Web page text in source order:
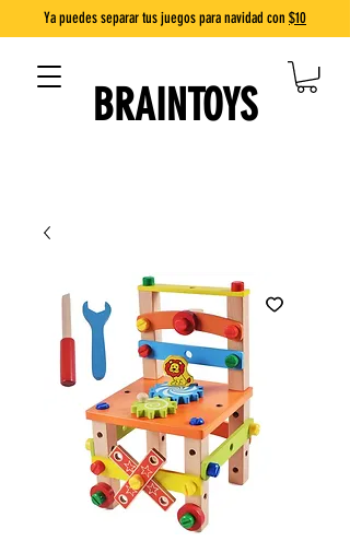
Ya puedes separar tus juegos para navidad con $10
BRAINTOYS